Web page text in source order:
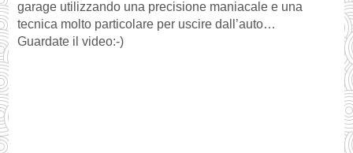
garage utilizzando una precisione maniacale e una
tecnica molto particolare per uscire dall’auto…
Guardate il video:-)